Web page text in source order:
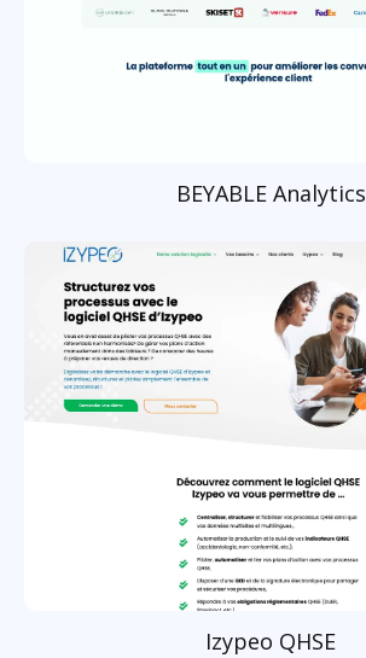
BEYABLE Analytics
Izypeo QHSE